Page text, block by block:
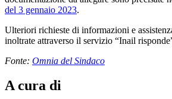
del 3 gennaio 2023.
Ulteriori richieste di informazioni e
inoltrate attraverso il servizio “Inail
Fonte: Omnia del Sindaco
A cura di